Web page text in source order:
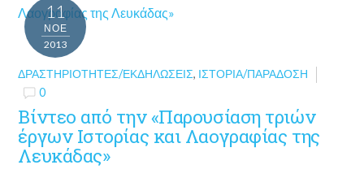
11
ΝΟΈ
2013
ΔΡΑΣΤΗΡΙΌΤΗΤΕΣ/ΕΚΔΗΛΏΣΕΙΣ, ΙΣΤΟΡΊΑ/ΠΑΡΆΔΟΣΗ
0
Βίντεο από την «Παρουσίαση τριών
έργων Ιστορίας και Λαογραφίας της
Λευκάδας»